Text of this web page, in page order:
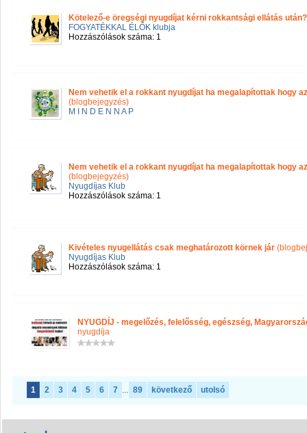
Kötelező-e öregségi nyugdíjat kérni rokkantsági ellátás után?
FOGYATÉKKAL ÉLŐK klubja
Hozzászólások száma: 1
Nem vehetik el a rokkant nyugdíjat ha megalapítottak hogy
(blogbejegyzés)
M I N D E N N A P
Nem vehetik el a rokkant nyugdíjat ha megalapítottak hogy
(blogbejegyzés)
Nyugdíjas Klub
Hozzászólások száma: 1
Kivételes nyugellátás csak meghatározott körnek jár
Nyugdíjas Klub
Hozzászólások száma: 1
NYUGDÍJ - megelőzés, felelősség, egészség,
nyugdíja
1 2 3 4 5 6 7 ... 89 következő utolsó